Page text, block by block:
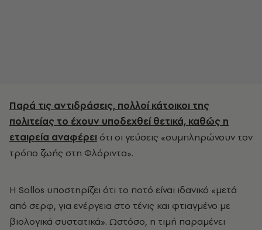
Παρά τις αντιδράσεις, πολλοί κάτοικοι της
πολιτείας το έχουν υποδεχθεί θετικά, καθώς η
εταιρεία αναφέρει ότι οι γεύσεις «συμπληρώνουν τον
τρόπο ζωής στη Φλόριντα».
Η Sollos υποστηρίζει ότι το ποτό είναι ιδανικό «μετά
από σερφ, για ενέργεια στο τένις και φτιαγμένο με
βιολογικά συστατικά». Ωστόσο, η τιμή παραμένει